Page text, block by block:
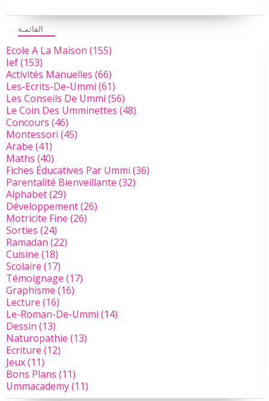
القائمـة
Ecole A La Maison (155)
Ief(153)
Activités Manuelles (66)
Les-Ecrits-De-Ummi (61)
Les Conseils De Ummi (56)
Le Coin Des Umminettes (48)
Concours (46)
Montessori (45)
Arabe (41)
Maths (40)
Fiches Éducatives Par Ummi (36)
Parentalité Bienveillante (32)
Alphabet(29)
Développement(26)
Motricite Fine (26)
Sorties (24)
Ramadan (22)
Cuisine (18)
Scolaire (17)
Témoignage (17)
Graphisme (16)
Lecture (16)
Le-Roman-De-Ummi (14)
Dessin (13)
Naturopathie (13)
Ecriture (12)
Jeux(11)
Bons Plans (11)
Ummacademy(11)